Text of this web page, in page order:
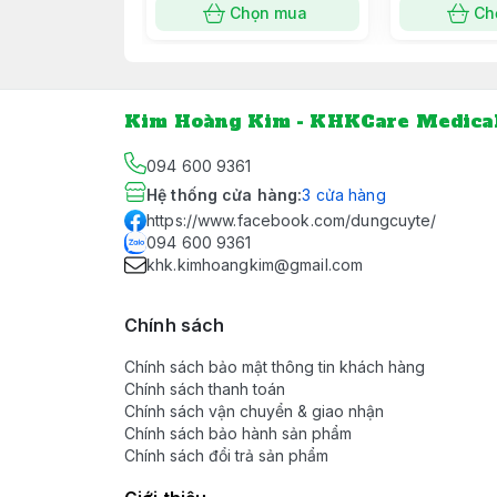
Chọn mua
Kim Hoàng Kim - KHKCare
094 600 9361
Hệ thống cửa hàng:3 cửa hàng
https://www.facebook.com/dungcuyte/
094 600 9361
khk.kimhoangkim@gmail.com
Chính sách
Chính sách bảo mật thông tin khách hàng
Chính sách thanh toán
Chính sách vận chuyển & giao nhận
Chính sách bảo hành sản phẩm
Chính sách đổi trả sản phẩm